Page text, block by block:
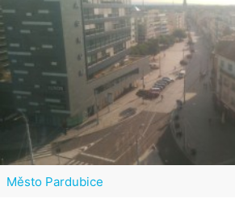
Město Pardubice